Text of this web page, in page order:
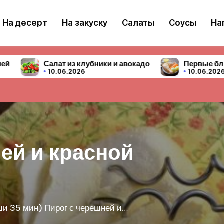
На десерт На закуску Салаты Соусы
и авокадо Первые блюда — 10 простых и
с черешней
или безе - очень популярный рецепт!